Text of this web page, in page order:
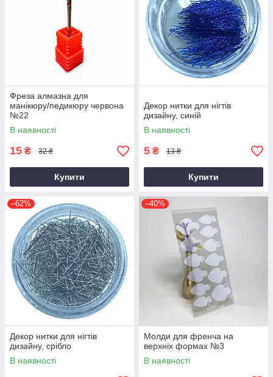
Фреза алмазна для
манікюру/педикюру червона
№22
В наявності
15 ₴ 32 ₴
Купити
Декор нитки для нігтів
дизайну, синій
В наявності
5 ₴ 13 ₴
Купити
–62%
Декор нитки для нігтів
дизайну, срібло
В наявності
–40%
Молди для френча на
верхніх формах №3
В наявності